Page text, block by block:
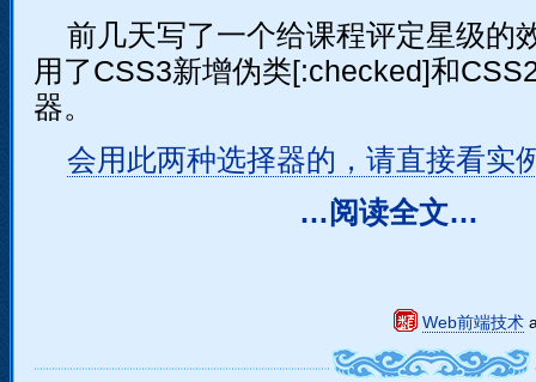
前几天写了一个给课程评定星级的
用了CSS3新增伪类[:checked]和
器。
会用此两种选择器的，请直接看实
…阅读全文…
Web前端技术